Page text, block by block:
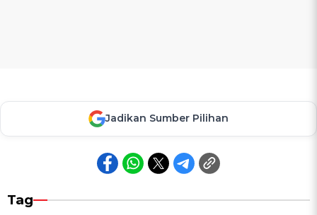
Jadikan Sumber Pilihan
Tag